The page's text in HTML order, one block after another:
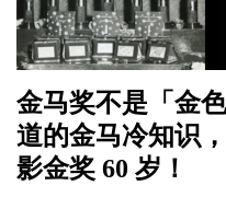
金马奖不是「金
道的金马冷知识
影金奖 60 岁！